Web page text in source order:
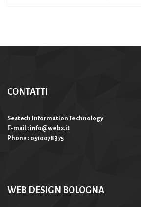
CONTATTI
Sestech Information Technology
E-mail : info@webx.it
Phone : 0510078375
WEB DESIGN BOLOGNA